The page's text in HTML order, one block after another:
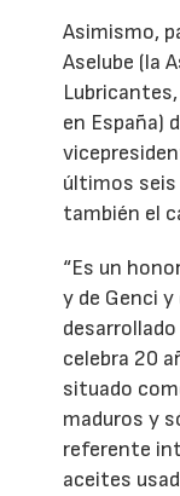
Asimismo,
Aselube (la
en España)
últimos
también el
“Es un
y de Genci
celebra 20
situado
maduros y
referente
aceites